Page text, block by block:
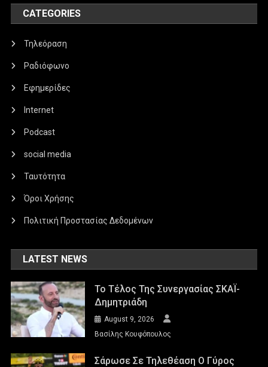
CATEGORIES
Τηλεόραση
Ραδιόφωνο
Εφημερίδες
Internet
Podcast
social media
Ταυτότητα
Όροι Χρήσης
Πολιτική Προστασίας Δεδομένων
LATEST NEWS
Το Τέλος Της Συνεργασίας ΣΚΑΪ-
Δημητριάδη
August 9, 2026
Βασίλης Κουφόπουλος
Σάρωσε Σε Τηλεθέαση Ο Γύρος